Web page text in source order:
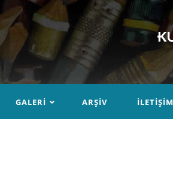
GALERI ARŞIV İLETIŞIM